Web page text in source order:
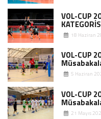
VOL-CUP
18 Haziran
VOL-CUP
5 Haziran
VOL-CUP
21 Mayıs